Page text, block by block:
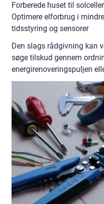
Forberede huset til
Optimere elforbrug i
tidsstyring og sensorer
Den slags rådgivning kan
søge tilskud gennem
energirenoveringspuljen